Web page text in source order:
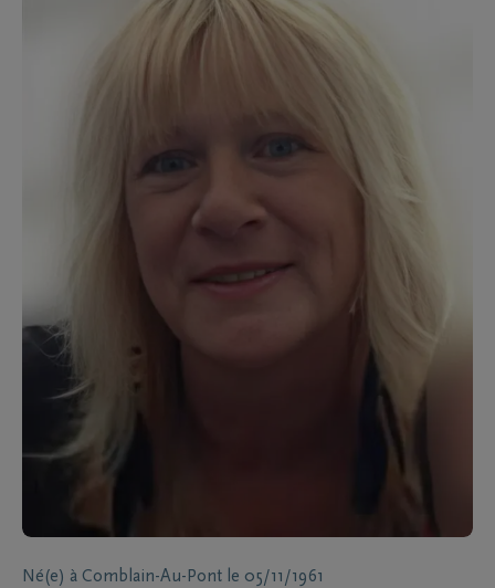
Né(e) à Comblain-Au-Pont le 05/11/1961